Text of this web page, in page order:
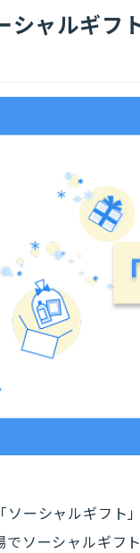
シャルギフ
ーシャルギフト
でソーシャルギフ